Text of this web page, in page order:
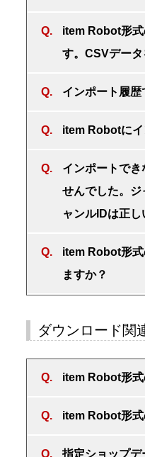
item Robot形式
す。CSVデー
インポート履
item Robotにイ
インポートで
せんでした。
ャンルIDは正
item Robot形式
ますか？
ダウンロード関
item Robot形式
item Robot形式
指定ショップ